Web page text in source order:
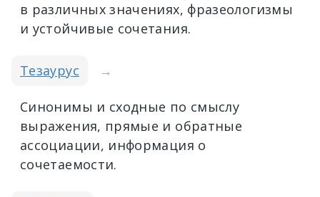
в различных значениях, фразеологизмы
и устойчивые сочетания.
Тезаурус →
Синонимы и сходные по смыслу
выражения, прямые и обратные
ассоциации, информация о
сочетаемости.